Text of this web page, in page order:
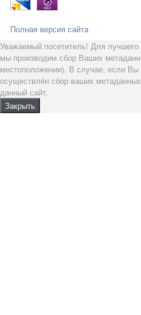
Полная версия сайта
Уважаемый посетитель! Для
мы производим сбор Ваших
местоположении). В случае, если
осуществлён сбор ваших
данный сайт.
Закрыть